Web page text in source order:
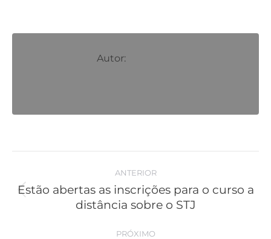
Autor:
de
ANTERIOR
Post
Estão abertas as inscrições para o curso a
distância sobre o STJ
PRÓXIMO